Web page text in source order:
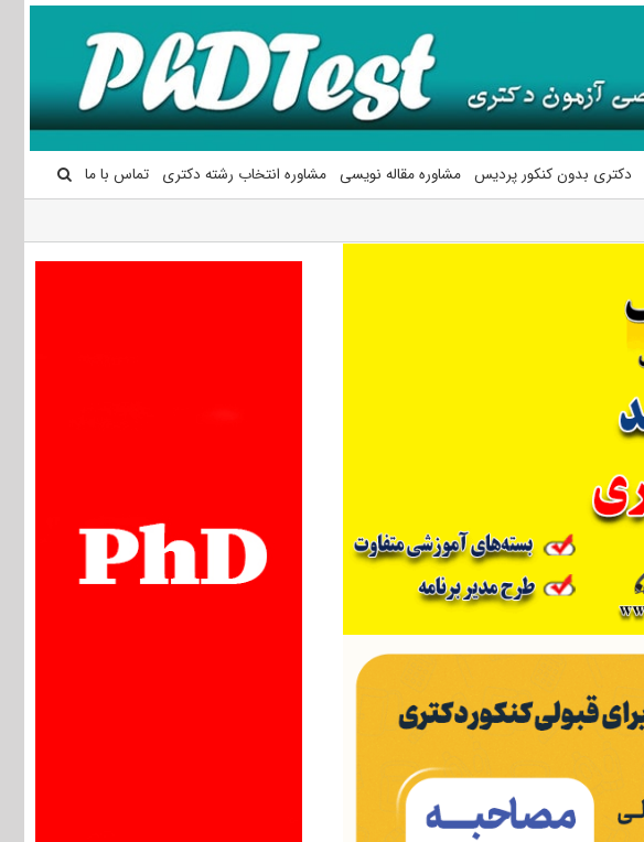
دکتری بدون کنکور پردیس مشاوره مقاله نویسی مشاوره انتخاب رشته دکتری تماس با ما